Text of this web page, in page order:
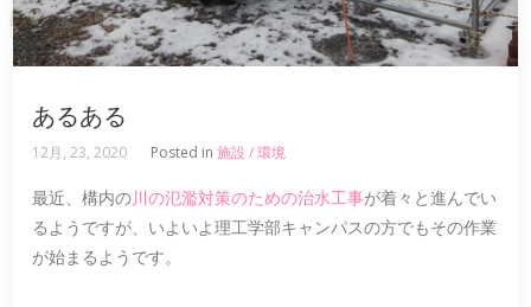
あるある
12月, 23, 2020 Posted in施設 / 環境
最近、構内の川の氾濫対策のための治水工事が着々と進んでい
るようですが、いよいよ理工学部キャンパスの方でもその作業
が始まるようです。